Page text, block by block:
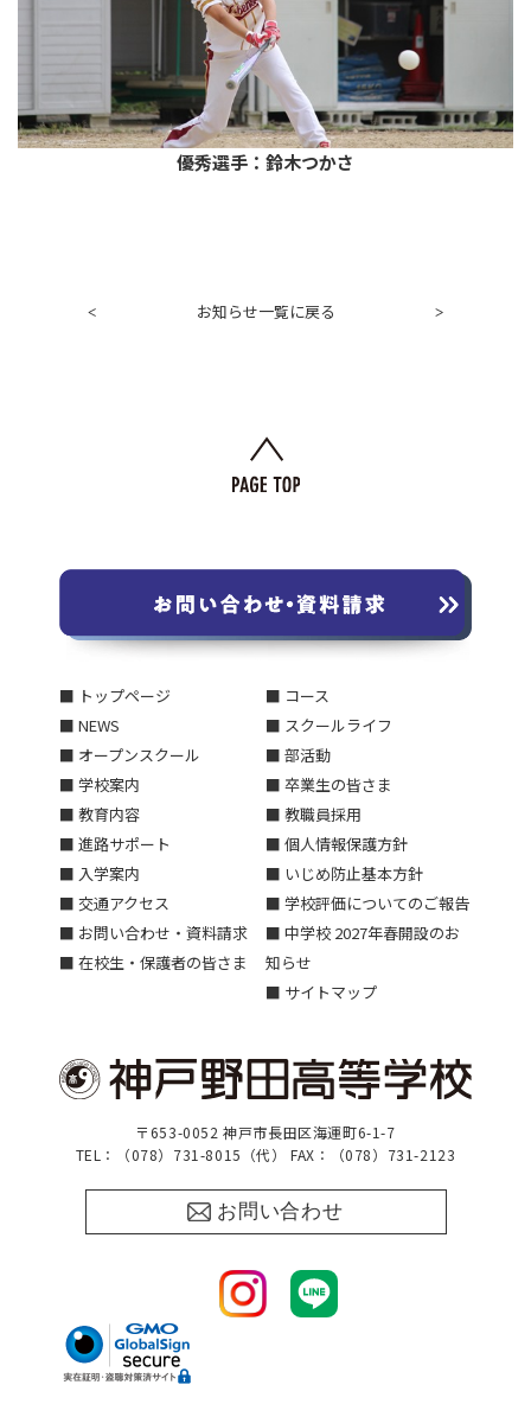
優秀選手：鈴木つかさ
< お知らせ一覧に戻る >
■ トップページ
■ NEWS
■ オープンスクール
■ 学校案内
■ 教育内容
■ 進路サポート
■ 入学案内
■ 交通アクセス
■ お問い合わせ・資料請求
■ 在校生・保護者の皆さま
■ コース
■ スクールライフ
■ 部活動
■ 卒業生の皆さま
■ 教職員採用
■ 個人情報保護方針
■ いじめ防止基本方針
■ 学校評価についてのご報告
■ 中学校 2027年春開設のお
知らせ
■ サイトマップ
〒653-0052 神戸市長田区海運町6-1-7
TEL：（078）731-8015（代） FAX：（078）731-2123
お問い合わせ